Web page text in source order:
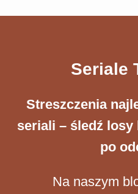
Seriale
Streszczenia
seriali – śledź
po
Na naszym